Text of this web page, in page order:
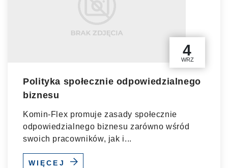
4
WRZ
Polityka społecznie odpowiedzialnego
biznesu
Komin-Flex promuje zasady społecznie
odpowiedzialnego biznesu zarówno wśród
swoich pracowników, jak i...
WIĘCEJ